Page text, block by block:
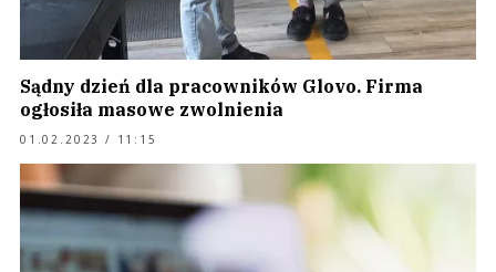
Sądny dzień dla pracowników Glovo. Firma
ogłosiła masowe zwolnienia
01.02.2023 / 11:15